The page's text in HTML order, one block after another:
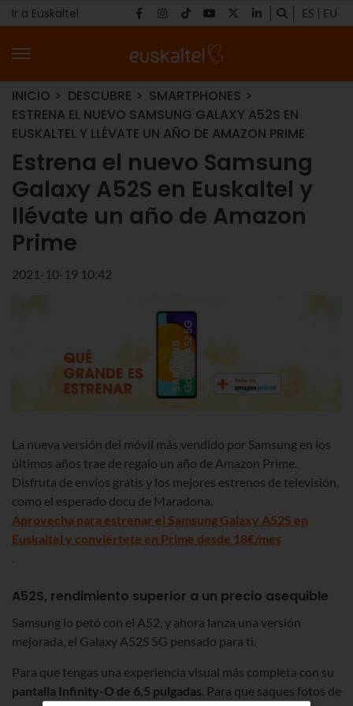
Ir a Euskaltel ES EU
INICIO DESCUBRE
SMARTPHONES
ESTRENA EL NUEVO SAMSUNG GALAXY A52S EN
EUSKALTEL Y LLÉVATE UN AÑO DE AMAZON PRIME
Estrena el nuevo Samsung
Galaxy A52S en Euskaltel y
llévate un año de Amazon
Prime
2021-10-19 10:42
La nueva versión del móvil más vendido por Samsung en los
últimos años trae de regalo un año de Amazon Prime.
Disfruta de envíos gratis y los mejores estrenos de televisión,
como el esperado docu de Maradona.
Aprovecha para estrenar el Samsung Galaxy A52S en
Euskaltel y conviértete en Prime desde 18€/mes
.
A52S, rendimiento superior a un precio asequible
Samsung lo petó con el A52, y ahora lanza una versión
mejorada, el Galaxy A52S 5G pensado para ti.
Para que tengas una experiencia visual más completa con su
pantalla Infinity-O de 6,5 pulgadas. Para que saques fotos de